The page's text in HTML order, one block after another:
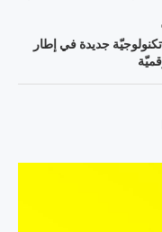
تتسلّم معدّات تكنولوجيّة جديدة في إطار